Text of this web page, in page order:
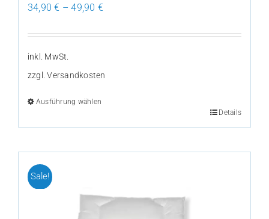
34,90€ –49,90 €
inkl. MwSt.
zzgl.Versandkosten
Ausführung wählen
Produkt
mehrere
Varianten
Details
Sale!